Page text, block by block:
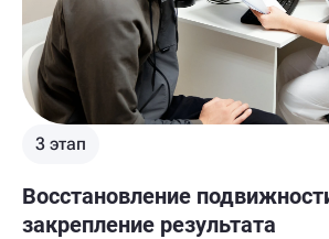
3 этап
Восстановление
закрепление результата